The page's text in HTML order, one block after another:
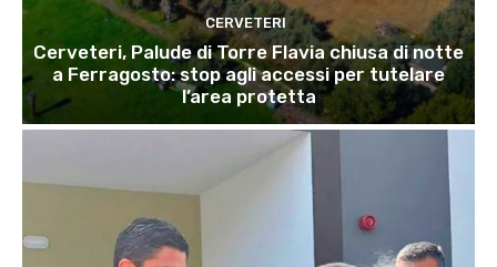
CERVETERI
Cerveteri, Palude di Torre Flavia chiusa di notte
a Ferragosto: stop agli accessi per tutelare
l’area protetta